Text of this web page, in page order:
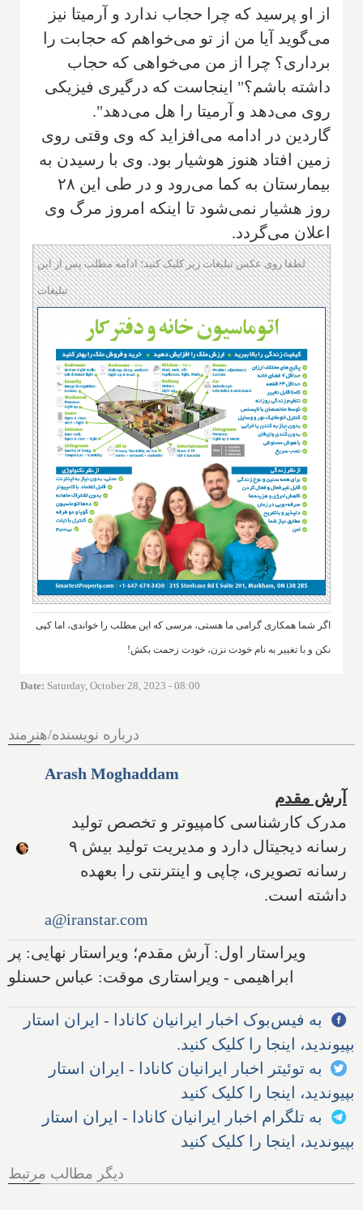
از او پرسید که چرا حجاب ندارد و آرمیتا نیز
می‌گوید آیا من از تو می‌خواهم که حجابت را
برداری؟ چرا از من می‌خواهی که حجاب
داشته باشم؟" اینجاست که درگیری فیزیکی
روی می‌دهد و آرمیتا را هل می‌دهد".
گاردین در ادامه می‌افزاید که وی وقتی روی
زمین افتاد هنوز هوشیار بود. وی با رسیدن به
بیمارستان به کما می‌رود و در طی این ۲۸
روز هشیار نمی‌شود تا اینکه امروز مرگ وی
اعلان می‌گردد.
لطفا روی عکس تبلیغات زیر کلیک کنید؛ ادامه مطلب پس از این
تبلیغات
اگر شما همکاری گرامی ما هستی، مرسی که این مطلب را خواندی، اما کپی
نکن و با تغییر به نام خودت نزن، خودت زحمت بکش!
Date: Saturday, October 28, 2023 - 08:00
درباره نویسنده/هنرمند
Arash Moghaddam
آرش مقدم
مدرک کارشناسی کامپیوتر و تخصص تولید
رسانه دیجیتال دارد و مدیریت تولید بیش ۹
رسانه تصویری، چاپی و اینترنتی را بعهده
داشته است.
a@iranstar.com
ویراستار اول: آرش مقدم؛ ویراستار نهایی: پر
ابراهیمی - ویراستاری موقت: عباس حسنلو
به فیس‌بوک اخبار ایرانیان کانادا - ایران استار
بپیوندید، اینجا را کلیک کنید.
به توئیتر اخبار ایرانیان کانادا - ایران استار
بپیوندید، اینجا را کلیک کنید
به تلگرام اخبار ایرانیان کانادا - ایران استار
بپیوندید، اینجا را کلیک کنید
دیگر مطالب مرتبط